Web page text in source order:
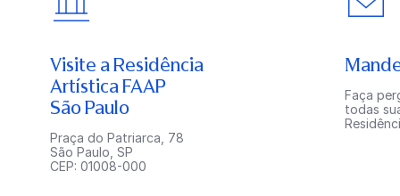
Visite a Residência
Artística FAAP
São Paulo
Praça do Patriarca, 78
São Paulo, SP
CEP: 01008-000
Faça
todas